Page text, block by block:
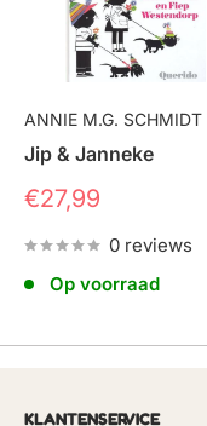
ANNIE M.G. SCHMIDT
Jip & Janneke
Prijs
€27,99
0 reviews
Op voorraad
KLANTENSERVICE